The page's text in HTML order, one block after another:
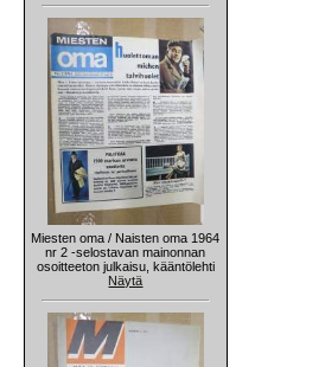
Miesten oma / Naisten oma 1964
nr 2 -selostavan mainonnan
osoitteeton julkaisu, kääntölehti
Näytä